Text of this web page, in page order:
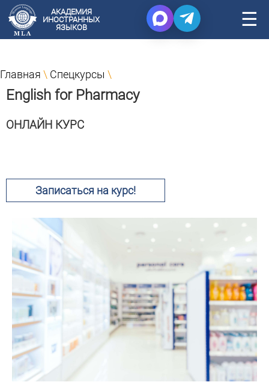
АКАДЕМИЯ
ИНОСТРАННЫХ
ЯЗЫКОВ
☰
Главная \ Спецкурсы \
English for Pharmacy
ОНЛАЙН КУРС
Записаться на курс!